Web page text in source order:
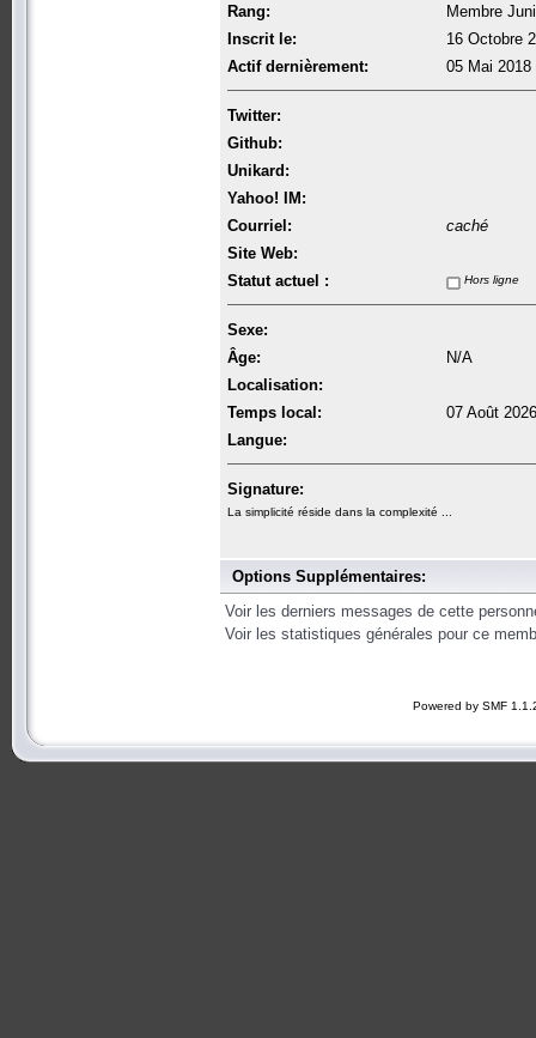
Rang:
Membre
Inscrit le:
16 Octobre
Actif dernièrement:
05 Mai 2018
Twitter:
Github:
Unikard:
Yahoo! IM:
Courriel:
caché
Site Web:
Statut actuel :
Hors ligne
Sexe:
Âge:
N/A
Localisation:
Temps local:
07 Août
Langue:
Signature:
La simplicité réside dans la complexité ...
Options Supplémentaires:
Voir les derniers messages de cette
Voir les statistiques générales pour ce
Powered by SMF